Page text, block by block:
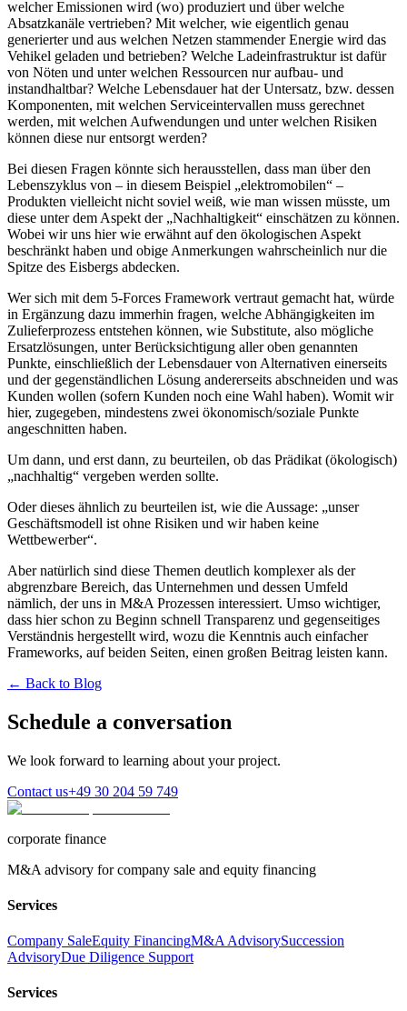
welcher Emissionen wird (wo) produziert und über welche
Absatzkanäle vertrieben? Mit welcher, wie eigentlich genau
generierter und aus welchen Netzen stammender Energie wird das
Vehikel geladen und betrieben? Welche Ladeinfrastruktur ist dafür
von Nöten und unter welchen Ressourcen nur aufbau- und
instandhaltbar? Welche Lebensdauer hat der Untersatz, bzw. dessen
Komponenten, mit welchen Serviceintervallen muss gerechnet
werden, mit welchen Aufwendungen und unter welchen Risiken
können diese nur entsorgt werden?
Bei diesen Fragen könnte sich herausstellen, dass man über den
Lebenszyklus von – in diesem Beispiel „elektromobilen“ –
Produkten vielleicht nicht soviel weiß, wie man wissen müsste, um
diese unter dem Aspekt der „Nachhaltigkeit“ einschätzen zu können.
Wobei wir uns hier wie erwähnt auf den ökologischen Aspekt
beschränkt haben und obige Anmerkungen wahrscheinlich nur die
Spitze des Eisbergs abdecken.
Wer sich mit dem 5-Forces Framework vertraut gemacht hat, würde
in Ergänzung dazu immerhin fragen, welche Abhängigkeiten im
Zulieferprozess entstehen können, wie Substitute, also mögliche
Ersatzlösungen, unter Berücksichtigung aller oben genannten
Punkte, einschließlich der Lebensdauer von Alternativen einerseits
und der gegenständlichen Lösung andererseits abschneiden und was
Kunden wollen (sofern Kunden noch eine Wahl haben). Womit wir
hier, zugegeben, mindestens zwei ökonomisch/soziale Punkte
angeschnitten haben.
Um dann, und erst dann, zu beurteilen, ob das Prädikat (ökologisch)
„nachhaltig“ vergeben werden sollte.
Oder dieses ähnlich zu beurteilen ist, wie die Aussage: „unser
Geschäftsmodell ist ohne Risiken und wir haben keine
Wettbewerber“.
Aber natürlich sind diese Themen deutlich komplexer als der
abgrenzbare Bereich, das Unternehmen und dessen Umfeld
nämlich, der uns in M&A Prozessen interessiert. Umso wichtiger,
dass hier schon zu Beginn schnell Transparenz und gegenseitiges
Verständnis hergestellt wird, wozu die Kenntnis auch einfacher
Frameworks, auf beiden Seiten, einen großen Beitrag leisten kann.
← Back to Blog
Schedule a conversation
We look forward to learning about your project.
Contact us+49 30 204 59 749
corporate finance
M&A advisory for company sale and equity financing
Services
Company SaleEquity FinancingM&A AdvisorySuccession
AdvisoryDue Diligence Support
Services